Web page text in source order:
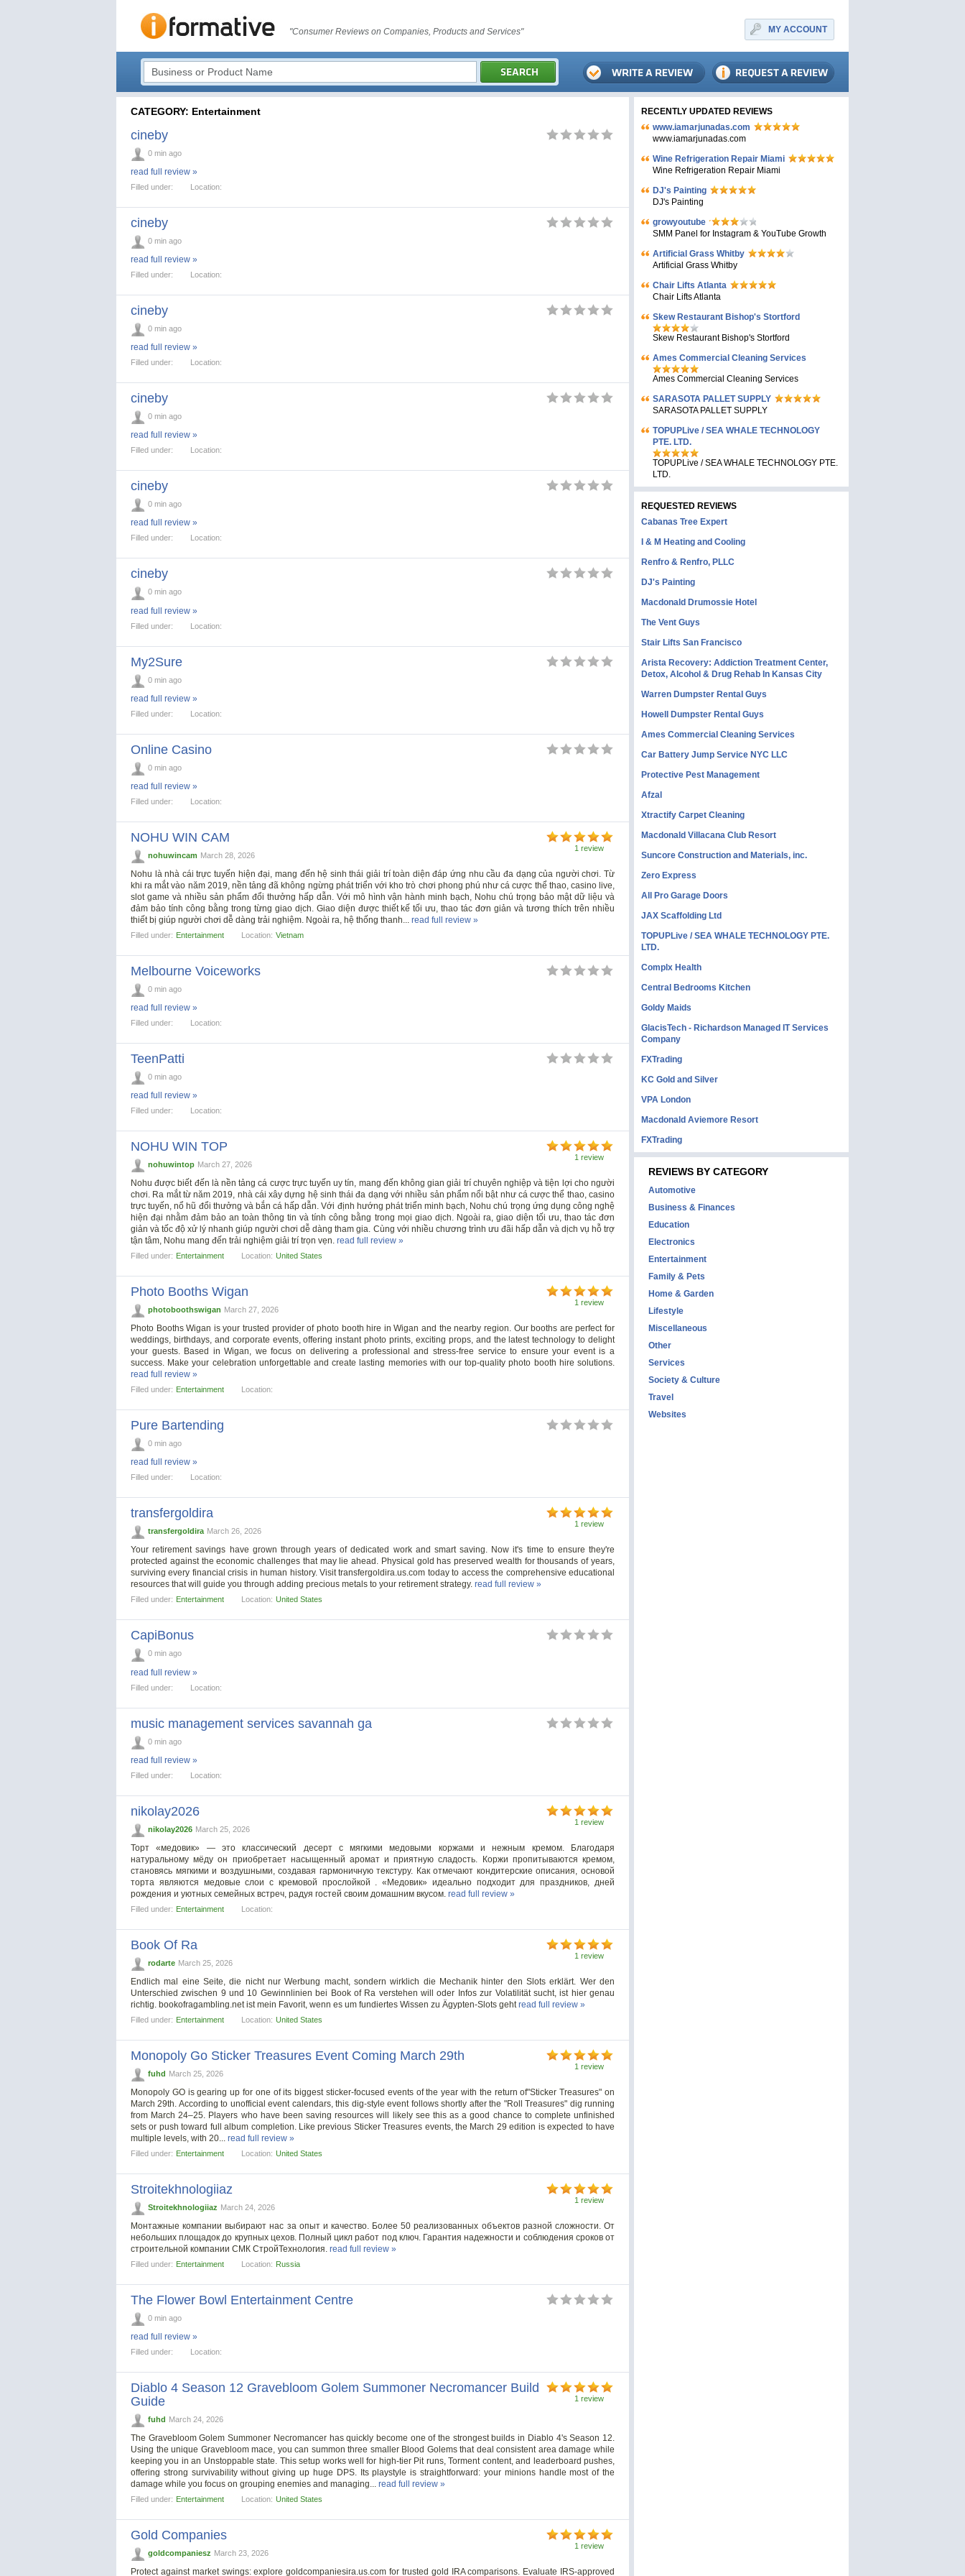
"Consumer Reviews on Companies, Products and Services" MY ACCOUNT
CATEGORY: Entertainment
cineby
0 min ago
read full review »
Filled under: Location:
cineby
0 min ago
read full review »
Filled under: Location:
cineby
0 min ago
read full review »
Filled under: Location:
cineby
0 min ago
read full review »
Filled under: Location:
cineby
0 min ago
read full review »
Filled under: Location:
cineby
0 min ago
read full review »
Filled under: Location:
My2Sure
0 min ago
read full review »
Filled under: Location:
Online Casino
0 min ago
read full review »
Filled under: Location:
1 review
NOHU WIN CAM
nohuwincam March 28, 2026
Nohu là nhà cái trực tuyến hiện đại, mang đến hệ sinh thái giải trí toàn diện đáp ứng nhu cầu đa dạng của người chơi. Từ
khi ra mắt vào năm 2019, nền tảng đã không ngừng phát triển với kho trò chơi phong phú như cá cược thể thao, casino live,
slot game và nhiều sản phẩm đổi thưởng hấp dẫn. Với mô hình vận hành minh bạch, Nohu chú trọng bảo mật dữ liệu và
đảm bảo tính công bằng trong từng giao dịch. Giao diện được thiết kế tối ưu, thao tác đơn giản và tương thích trên nhiều
thiết bị giúp người chơi dễ dàng trải nghiệm. Ngoài ra, hệ thống thanh... read full review »
Filled under: Entertainment Location: Vietnam
Melbourne Voiceworks
0 min ago
read full review »
Filled under: Location:
TeenPatti
0 min ago
read full review »
Filled under: Location:
1 review
NOHU WIN TOP
nohuwintop March 27, 2026
Nohu được biết đến là nền tảng cá cược trực tuyến uy tín, mang đến không gian giải trí chuyên nghiệp và tiện lợi cho người
chơi. Ra mắt từ năm 2019, nhà cái xây dựng hệ sinh thái đa dạng với nhiều sản phẩm nổi bật như cá cược thể thao, casino
trực tuyến, nổ hũ đổi thưởng và bắn cá hấp dẫn. Với định hướng phát triển minh bạch, Nohu chú trọng ứng dụng công nghệ
hiện đại nhằm đảm bảo an toàn thông tin và tính công bằng trong mọi giao dịch. Ngoài ra, giao diện tối ưu, thao tác đơn
giản và tốc độ xử lý nhanh giúp người chơi dễ dàng tham gia. Cùng với nhiều chương trình ưu đãi hấp dẫn và dịch vụ hỗ trợ
tận tâm, Nohu mang đến trải nghiệm giải trí trọn vẹn. read full review »
Filled under: Entertainment Location: United States
1 review
Photo Booths Wigan
photoboothswigan March 27, 2026
Photo Booths Wigan is your trusted provider of photo booth hire in Wigan and the nearby region. Our booths are perfect for
weddings, birthdays, and corporate events, offering instant photo prints, exciting props, and the latest technology to delight
your guests. Based in Wigan, we focus on delivering a professional and stress-free service to ensure your event is a
success. Make your celebration unforgettable and create lasting memories with our top-quality photo booth hire solutions.
read full review »
Filled under: Entertainment Location:
Pure Bartending
0 min ago
read full review »
Filled under: Location:
1 review
transfergoldira
transfergoldira March 26, 2026
Your retirement savings have grown through years of dedicated work and smart saving. Now it's time to ensure they're
protected against the economic challenges that may lie ahead. Physical gold has preserved wealth for thousands of years,
surviving every financial crisis in human history. Visit transfergoldira.us.com today to access the comprehensive educational
resources that will guide you through adding precious metals to your retirement strategy. read full review »
Filled under: Entertainment Location: United States
CapiBonus
0 min ago
read full review »
Filled under: Location:
music management services savannah ga
0 min ago
read full review »
Filled under: Location:
1 review
nikolay2026
nikolay2026 March 25, 2026
Торт «медовик» — это классический десерт с мягкими медовыми коржами и нежным кремом. Благодаря
натуральному мёду он приобретает насыщенный аромат и приятную сладость. Коржи пропитываются кремом,
становясь мягкими и воздушными, создавая гармоничную текстуру. Как отмечают кондитерские описания, основой
торта являются медовые слои с кремовой прослойкой . «Медовик» идеально подходит для праздников, дней
рождения и уютных семейных встреч, радуя гостей своим домашним вкусом. read full review »
Filled under: Entertainment Location:
1 review
Book Of Ra
rodarte March 25, 2026
Endlich mal eine Seite, die nicht nur Werbung macht, sondern wirklich die Mechanik hinter den Slots erklärt. Wer den
Unterschied zwischen 9 und 10 Gewinnlinien bei Book of Ra verstehen will oder Infos zur Volatilität sucht, ist hier genau
richtig. bookofragambling.net ist mein Favorit, wenn es um fundiertes Wissen zu Ägypten-Slots geht read full review »
Filled under: Entertainment Location: United States
1 review
Monopoly Go Sticker Treasures Event Coming March 29th
fuhd March 25, 2026
Monopoly GO is gearing up for one of its biggest sticker-focused events of the year with the return of"Sticker Treasures" on
March 29th. According to unofficial event calendars, this dig-style event follows shortly after the "Roll Treasures" dig running
from March 24–25. Players who have been saving resources will likely see this as a good chance to complete unfinished
sets or push toward full album completion. Like previous Sticker Treasures events, the March 29 edition is expected to have
multiple levels, with 20... read full review »
Filled under: Entertainment Location: United States
1 review
Stroitekhnologiiaz
Stroitekhnologiiaz March 24, 2026
Монтажные компании выбирают нас за опыт и качество. Более 50 реализованных объектов разной сложности. От
небольших площадок до крупных цехов. Полный цикл работ под ключ. Гарантия надежности и соблюдения сроков от
строительной компании СМК СтройТехнология. read full review »
Filled under: Entertainment Location: Russia
The Flower Bowl Entertainment Centre
0 min ago
read full review »
Filled under: Location:
1 review
Diablo 4 Season 12 Gravebloom Golem Summoner Necromancer Build
Guide
fuhd March 24, 2026
The Gravebloom Golem Summoner Necromancer has quickly become one of the strongest builds in Diablo 4's Season 12.
Using the unique Gravebloom mace, you can summon three smaller Blood Golems that deal consistent area damage while
keeping you in an Unstoppable state. This setup works well for high-tier Pit runs, Torment content, and leaderboard pushes,
offering strong survivability without giving up huge DPS. Its playstyle is straightforward: your minions handle most of the
damage while you focus on grouping enemies and managing... read full review »
Filled under: Entertainment Location: United States
1 review
Gold Companies
goldcompaniesz March 23, 2026
Protect against market swings: explore goldcompaniesira.us.com for trusted gold IRA comparisons. Evaluate IRS-approved
RECENTLY UPDATED REVIEWS
www.iamarjunadas.com
www.iamarjunadas.com
Wine Refrigeration Repair Miami
Wine Refrigeration Repair Miami
DJ's Painting
DJ's Painting
growyoutube
SMM Panel for Instagram & YouTube Growth
Artificial Grass Whitby
Artificial Grass Whitby
Chair Lifts Atlanta
Chair Lifts Atlanta
Skew Restaurant Bishop's Stortford
Skew Restaurant Bishop's Stortford
Ames Commercial Cleaning Services
Ames Commercial Cleaning Services
SARASOTA PALLET SUPPLY
SARASOTA PALLET SUPPLY
TOPUPLive / SEA WHALE TECHNOLOGY
PTE. LTD.
TOPUPLive / SEA WHALE TECHNOLOGY PTE.
LTD.
REQUESTED REVIEWS
Cabanas Tree Expert
I & M Heating and Cooling
Renfro & Renfro, PLLC
DJ's Painting
Macdonald Drumossie Hotel
The Vent Guys
Stair Lifts San Francisco
Arista Recovery: Addiction Treatment Center,
Detox, Alcohol & Drug Rehab In Kansas City
Warren Dumpster Rental Guys
Howell Dumpster Rental Guys
Ames Commercial Cleaning Services
Car Battery Jump Service NYC LLC
Protective Pest Management
Afzal
Xtractify Carpet Cleaning
Macdonald Villacana Club Resort
Suncore Construction and Materials, inc.
Zero Express
All Pro Garage Doors
JAX Scaffolding Ltd
TOPUPLive / SEA WHALE TECHNOLOGY PTE.
LTD.
Complx Health
Central Bedrooms Kitchen
Goldy Maids
GlacisTech - Richardson Managed IT Services
Company
FXTrading
KC Gold and Silver
VPA London
Macdonald Aviemore Resort
FXTrading
REVIEWS BY CATEGORY
Automotive
Business & Finances
Education
Electronics
Entertainment
Family & Pets
Home & Garden
Lifestyle
Miscellaneous
Other
Services
Society & Culture
Travel
Websites